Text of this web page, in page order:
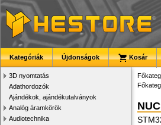
Kategóriák Újdonságok Kosár
3D nyomtatás
Adathordozók
Ajándékok, ajándékutalványok
Analóg áramkörök
Audiotechnika